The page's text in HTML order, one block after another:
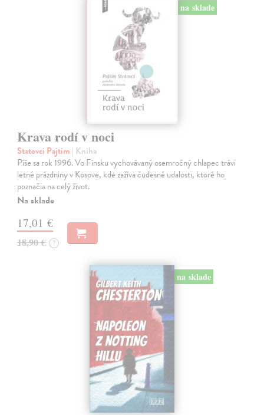
na sklade
Krava rodí v noci
Statovci Pajtim | Kniha
Píše sa rok 1996. Vo Fínsku vychovávaný osemročný chlapec trávi
letné prázdniny v Kosove, kde zažíva čudesné udalosti, ktoré ho
poznačia na celý život.
Na sklade
17,01 €
18,90 € ?
na sklade